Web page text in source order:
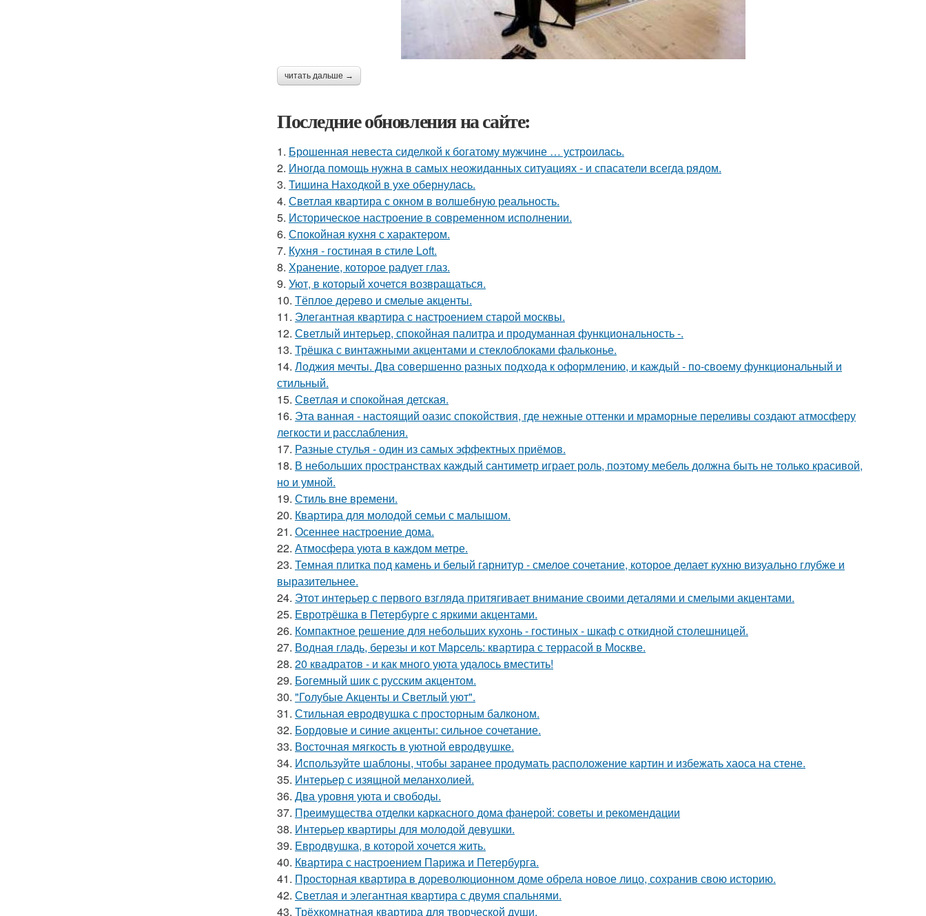
читать дальше →
Последние обновления на сайте:
1. Брошенная невеста сиделкой к богатому мужчине … устроилась.
2. Иногда помощь нужна в самых неожиданных ситуациях - и спасатели всегда рядом.
3. Тишина Находкой в ухе обернулась.
4. Светлая квартира с окном в волшебную реальность.
5. Историческое настроение в современном исполнении.
6. Спокойная кухня с характером.
7. Кухня - гостиная в стиле Loft.
8. Хранение, которое радует глаз.
9. Уют, в который хочется возвращаться.
10. Тёплое дерево и смелые акценты.
11. Элегантная квартира с настроением старой москвы.
12. Светлый интерьер, спокойная палитра и продуманная функциональность -.
13. Трёшка с винтажными акцентами и стеклоблоками фальконье.
14. Лоджия мечты. Два совершенно разных подхода к оформлению, и каждый - по-своему функциональный и
стильный.
15. Светлая и спокойная детская.
16. Эта ванная - настоящий оазис спокойствия, где нежные оттенки и мраморные переливы создают атмосферу
легкости и расслабления.
17. Разные стулья - один из самых эффектных приёмов.
18. В небольших пространствах каждый сантиметр играет роль, поэтому мебель должна быть не только красивой,
но и умной.
19. Стиль вне времени.
20. Квартира для молодой семьи с малышом.
21. Осеннее настроение дома.
22. Атмосфера уюта в каждом метре.
23. Темная плитка под камень и белый гарнитур - смелое сочетание, которое делает кухню визуально глубже и
выразительнее.
24. Этот интерьер с первого взгляда притягивает внимание своими деталями и смелыми акцентами.
25. Евротрёшка в Петербурге с яркими акцентами.
26. Компактное решение для небольших кухонь - гостиных - шкаф с откидной столешницей.
27. Водная гладь, березы и кот Марсель: квартира с террасой в Москве.
28. 20 квадратов - и как много уюта удалось вместить!
29. Богемный шик с русским акцентом.
30. "Голубые Акценты и Светлый уют".
31. Стильная евродвушка с просторным балконом.
32. Бордовые и синие акценты: сильное сочетание.
33. Восточная мягкость в уютной евродвушке.
34. Используйте шаблоны, чтобы заранее продумать расположение картин и избежать хаоса на стене.
35. Интерьер с изящной меланхолией.
36. Два уровня уюта и свободы.
37. Преимущества отделки каркасного дома фанерой: советы и рекомендации
38. Интерьер квартиры для молодой девушки.
39. Евродвушка, в которой хочется жить.
40. Квартира с настроением Парижа и Петербурга.
41. Просторная квартира в дореволюционном доме обрела новое лицо, сохранив свою историю.
42. Светлая и элегантная квартира с двумя спальнями.
43. Трёхкомнатная квартира для творческой души.